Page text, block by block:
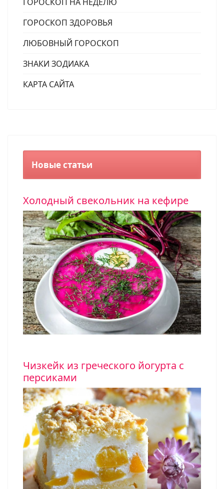
ГОРОСКОП ЗДОРОВЬЯ
ЛЮБОВНЫЙ ГОРОСКОП
ЗНАКИ ЗОДИАКА
КАРТА САЙТА
Новые статьи
Холодный свекольник на кефире
Чизкейк из греческого йогурта с
персиками